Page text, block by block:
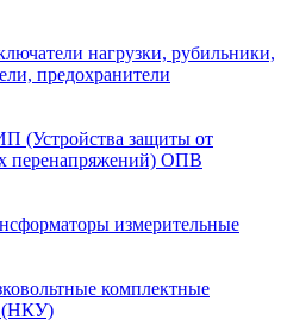
нагрузки, рубильники,
предохранители
(Устройства защиты от
перенапряжений) ОПВ
измерительные
комплектные
(НКУ)